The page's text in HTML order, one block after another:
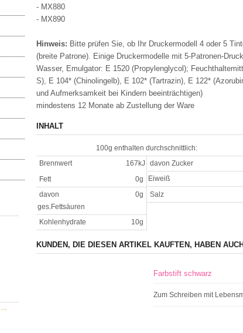
- MX880
- MX890
Hinweis: Bitte prüfen Sie, ob Ihr Druckermodell 4 oder 5
(breite Patrone). Einige Druckermodelle mit 5-Patronen-
Wasser, Emulgator: E 1520 (Propylenglycol);
S), E 104* (Chinolingelb), E 102* (Tartrazin), E 122*
und Aufmerksamkeit bei Kindern beeinträchtigen)
mindestens 12 Monate ab Zustellung der Ware
INHALT
100g enthalten durchschnittlich:
Brennwert
167kJ davon Zucker
Fett
0g Eiweiß
davon
ges.Fettsäuren
0g Salz
Kohlenhydrate 10g
KUNDEN, DIE DIESEN ARTIKEL KAUFTEN, HABEN
Farbstift schwarz
Zum Schreiben mit